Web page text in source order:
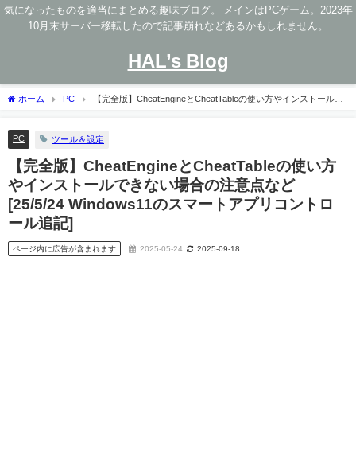
気になったものを適当にまとめる趣味ブログ。 メインはPCゲーム。2023年
10月末サーバー移転したので記事崩れなどあるかもしれません。
HAL’s Blog
ホーム PC
【完全版】CheatEngineとCheatTableの使い方やインストールで
PC ツール＆設定
【完全版】CheatEngineとCheatTableの使い方
やインストールできない場合の注意点など
[25/5/24 Windows11のスマートアプリコントロ
ール追記]
ページ内に広告が含まれます 2025-05-24 2025-09-18